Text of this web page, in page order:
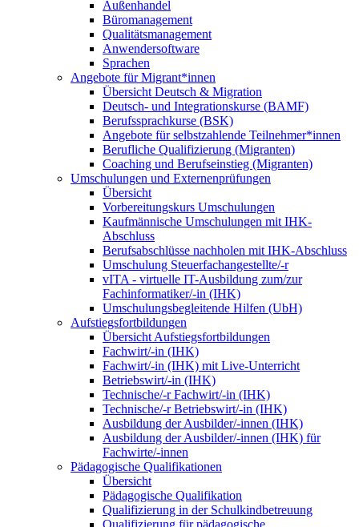
Außenhandel
Büromanagement
Qualitätsmanagement
Anwendersoftware
Sprachen
Angebote für Migrant*innen
Übersicht Deutsch & Migration
Deutsch- und Integrationskurse (BAMF)
Berufssprachkurse (BSK)
Angebote für selbstzahlende Teilnehmer*innen
Berufliche Qualifizierung (Migranten)
Coaching und Berufseinstieg (Migranten)
Umschulungen und Externenprüfungen
Übersicht
Vorbereitungskurs Umschulungen
Kaufmännische Umschulungen mit IHK-
Abschluss
Berufsabschlüsse nachholen mit IHK-Abschluss
Umschulung Steuerfachangestellte/-r
vITA - virtuelle IT-Ausbildung zum/zur
Fachinformatiker/-in (IHK)
Umschulungsbegleitende Hilfen (UbH)
Aufstiegsfortbildungen
Übersicht Aufstiegsfortbildungen
Fachwirt/-in (IHK)
Fachwirt/-in (IHK) mit Live-Unterricht
Betriebswirt/-in (IHK)
Technische/-r Fachwirt/-in (IHK)
Technische/-r Betriebswirt/-in (IHK)
Ausbildung der Ausbilder/-innen (IHK)
Ausbildung der Ausbilder/-innen (IHK) für
Fachwirte/-innen
Pädagogische Qualifikationen
Übersicht
Pädagogische Qualifikation
Qualifizierung in der Schulkindbetreuung
Qualifizierung für pädagogische